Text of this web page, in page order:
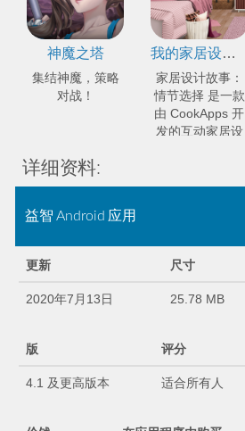
神魔之塔
集结神魔，策略
对战！
我的家居设计故事：情节选择
家居设计故事：
情节选择 是一款
由 CookApps 开
发的互动家居设
详细资料:
益智 Android 应用
更新 尺寸
2020年7月13日 25.78 MB
版 评分
4.1 及更高版本 适合所有人